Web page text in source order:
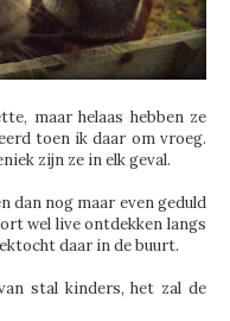
maar helaas hebben ze
toen ik daar om vroeg.
zijn ze in elk geval.
dan nog maar even geduld
wel live ontdekken langs
daar in de buurt.
stal kinders, het zal de